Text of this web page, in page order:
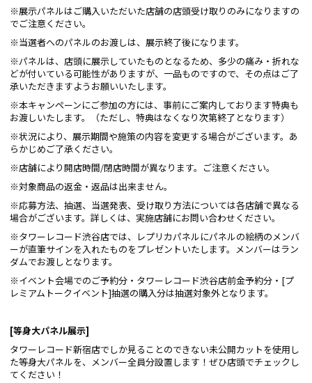
※展示パネルはご購入いただいた店舗の店頭受け取りのみになりますの
でご注意ください。
※当選者へのパネルのお渡しは、展示終了後になります。
※パネルは、店頭に展示していたものとなるため、多少の痛み・折れな
どが付いている可能性がありますが、一品ものですので、その点はご了
承いただきますようお願いいたします。
※本キャンペーンにご参加の方には、事前にご案内しております特典も
お渡しいたします。（ただし、特典はなくなり次第終了となります）
※状況により、展示期間や施策の内容を変更する場合がございます。あ
らかじめご了承ください。
※店舗により開店時間/閉店時間が異なります。ご注意ください。
※対象商品の返金・返品は出来ません。
※応募方法、抽選、当選発表、受け取り方法については各店舗で異なる
場合がございます。詳しくは、実施店舗にお問い合わせください。
※タワーレコード渋谷店では、レプリカパネルにパネルの絵柄のメンバ
ーが直筆サインを入れたものをプレゼントいたします。メンバーはラン
ダムでお渡しとなります。
※イベント会場でのご予約分・タワーレコード渋谷店前金予約分・[プ
レミアムトークイベント]抽選の購入分は抽選対象外となります。
[等身大パネル展示]
タワーレコード新宿店でしか見ることのできない未公開カットを使用し
た等身大パネルを、メンバー全員分設置します！ぜひ店頭でチェックし
てください！